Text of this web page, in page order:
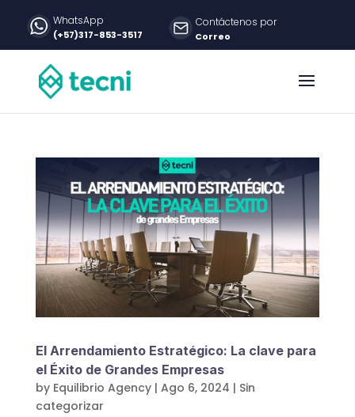
WhatsApp
(+57)317-853-3517
Contáctenos por
Correo
El Arrendamiento Estratégico: La clave para
el Éxito de Grandes Empresas
by Equilibrio Agency| Ago 6, 2024 | Sin
categorizar